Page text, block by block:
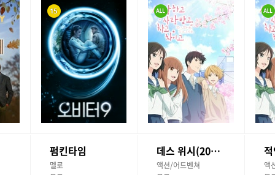
펌킨타임
멜로
데스 위시(2018)
액션/어드벤쳐
액